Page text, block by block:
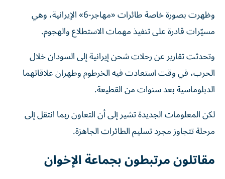
وظهرت بصورة خاصة طائرات «مهاجر-6» الإيرانية، وهي
مسيّرات قادرة على تنفيذ مهمات الاستطلاع والهجوم.
وتحدثت تقارير عن رحلات شحن إيرانية إلى السودان خلال
الحرب، في وقت استعادت فيه الخرطوم وطهران علاقاتهما
الدبلوماسية بعد سنوات من القطيعة.
لكن المعلومات الجديدة تشير إلى أن التعاون ربما انتقل إلى
مرحلة تتجاوز مجرد تسليم الطائرات الجاهزة.
مقاتلون مرتبطون بجماعة الإخوان